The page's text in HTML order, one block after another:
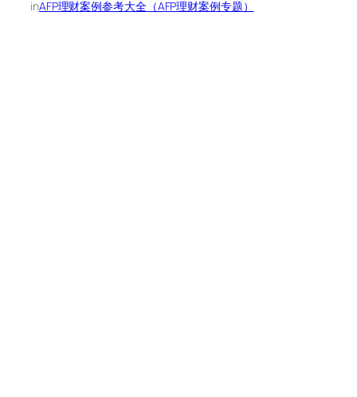
inAFP理财案例参考大全（AFP理财案例专题）